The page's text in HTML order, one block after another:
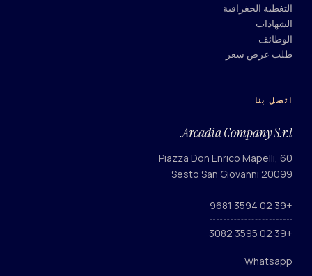
التغطية الجغرافية
الشهادات
الوظائف
طلب عرض سعر
اتصل بنا
Arcadia Company S.r.l.
Piazza Don Enrico Mapelli, 60
20099 Sesto San Giovanni
+39 02 3594 9681
+39 02 3595 3082
Whatsapp